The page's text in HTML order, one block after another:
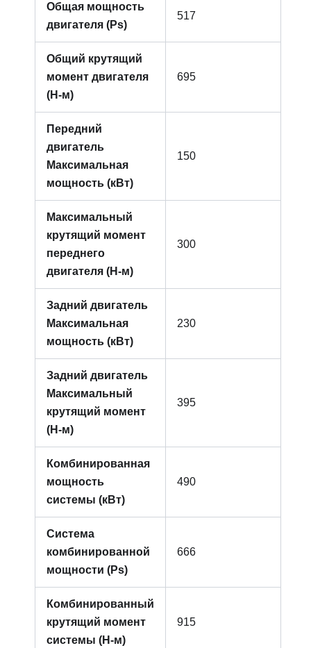
Общая мощность
двигателя (Ps)
517
Общий крутящий
момент двигателя
(Н-м)
695
Передний
двигатель
Максимальная
мощность (кВт)
150
Максимальный
крутящий момент
переднего
двигателя (Н-м)
300
Задний двигатель
Максимальная
мощность (кВт)
230
Задний двигатель
Максимальный
крутящий момент
(Н-м)
395
Комбинированная
мощность
системы (кВт)
490
Система
комбинированной
мощности (Ps)
666
Комбинированный
крутящий момент
системы (Н-м)
915